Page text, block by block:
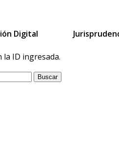
Digital
ID ingresada.